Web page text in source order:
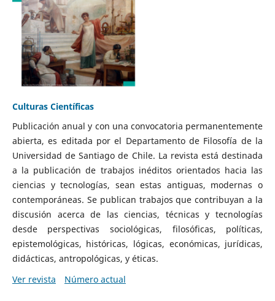
Culturas Científicas
Publicación anual y con una convocatoria permanentemente
abierta, es editada por el Departamento de Filosofía de la
Universidad de Santiago de Chile. La revista está destinada
a la publicación de trabajos inéditos orientados hacia las
ciencias y tecnologías, sean estas antiguas, modernas o
contemporáneas. Se publican trabajos que contribuyan a la
discusión acerca de las ciencias, técnicas y tecnologías
desde perspectivas sociológicas, filosóficas, políticas,
epistemológicas, históricas, lógicas, económicas, jurídicas,
didácticas, antropológicas, y éticas.
Ver revista
Número actual